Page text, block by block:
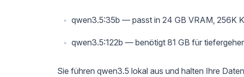
qwen3.5:35b — passt in 24 GB VRAM, 256K
qwen3.5:122b — benötigt 81 GB für
Sie führen qwen3.5 lokal aus und halten Ihre